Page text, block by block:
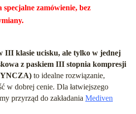
zamówienie, bez
III klasie ucisku, ale tylko w jednej
z paskiem III stopnia kompresji
to idealne rozwiązanie,
w dobrej cenie. Dla łatwiejszego
przyrząd do zakładania Mediven